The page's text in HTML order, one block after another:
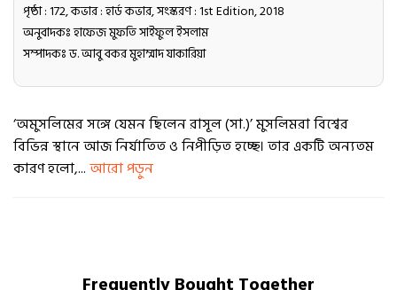
পৃষ্ঠা : 172, কভার : হার্ড কভার, সংস্করণ : 1st Edition, 2018
অনুবাদকঃহাফেজ মুফতি সাইফুল ইসলাম
সম্পাদকঃড. আবু বকর মুহাম্মাদ যাকারিয়া
‘অমুসলিমের সঙ্গে যেমন ছিলেন রাসূল (সা.)’ মুসলিমরা বিশ্বের
বিভিন্ন স্থানে আজ নির্যাতিত ও নিপীড়িত হচ্ছে। তার একটি অন্যতম
কারণ হলো,...আরো পড়ুন